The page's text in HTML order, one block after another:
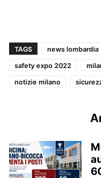
TAGS news lombardia
safety expo 2022
notizie milano